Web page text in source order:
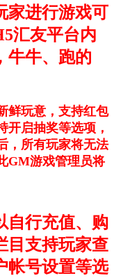
家进行游戏可
汇友平台内
牛牛、跑的
鲜玩意，支持红包
开启抽奖等选项，
，所有玩家将无法
GM游戏管理员将
自行充值、购
目支持玩家查
帐号设置等选